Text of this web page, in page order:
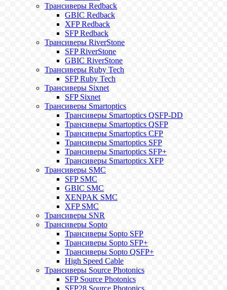
Трансиверы Redback
GBIC Redback
XFP Redback
SFP Redback
Трансиверы RiverStone
SFP RiverStone
GBIC RiverStone
Трансиверы Ruby Tech
SFP Ruby Tech
Трансиверы Sixnet
SFP Sixnet
Трансиверы Smartoptics
Трансиверы Smartoptics QSFP-DD
Трансиверы Smartoptics QSFP
Трансиверы Smartoptics CFP
Трансиверы Smartoptics SFP
Трансиверы Smartoptics SFP+
Трансиверы Smartoptics XFP
Трансиверы SMC
SFP SMC
GBIC SMC
XENPAK SMC
XFP SMC
Трансиверы SNR
Трансиверы Sopto
Трансиверы Sopto SFP
Трансиверы Sopto SFP+
Трансиверы Sopto QSFP+
High Speed Cable
Трансиверы Source Photonics
SFP Source Photonics
SFP28 Source Photonics